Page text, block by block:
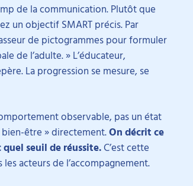
de la communication. Plutôt que
un objectif SMART précis. Par
de pictogrammes pour formuler
de l’adulte. » L’éducateur,
La progression se mesure, se
observable, pas un état
être » directement.On décrit ce
seuil de réussite.C’est cette
acteurs de l’accompagnement.